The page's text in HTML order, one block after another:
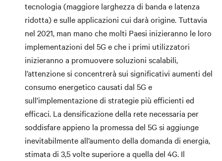
tecnologia (maggiore larghezza di banda e latenza
ridotta) e sulle applicazioni cui darà origine. Tuttavia
nel 2021, man mano che molti Paesi inizieranno le loro
implementazioni del 5G e che i primi utilizzatori
inizieranno a promuovere soluzioni scalabili,
l’attenzione si concentrerà sui significativi aumenti del
consumo energetico causati dal 5G e
sull’implementazione di strategie più efficienti ed
efficaci. La densificazione della rete necessaria per
soddisfare appieno la promessa del 5G si aggiunge
inevitabilmente all’aumento della domanda di energia,
stimata di 3,5 volte superiore a quella del 4G. Il